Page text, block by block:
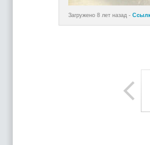
Загружено 8 лет назад -